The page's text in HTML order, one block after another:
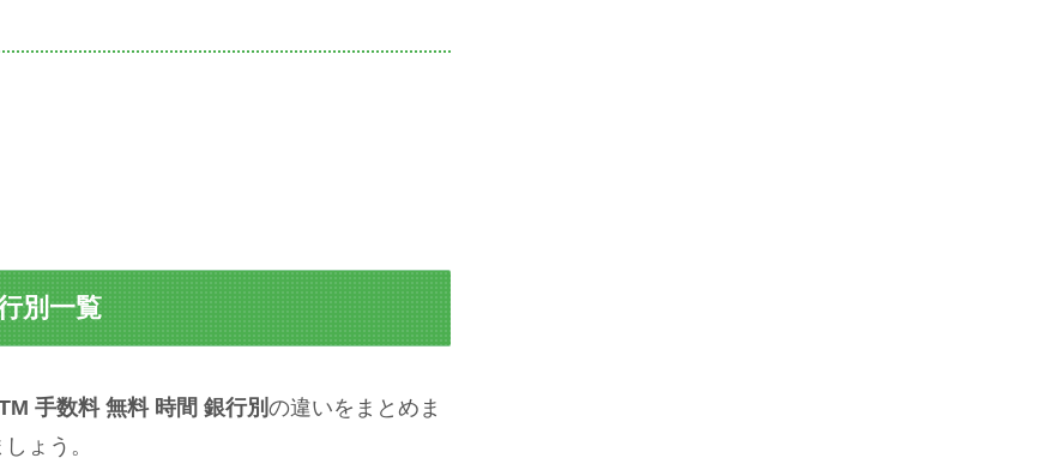
別一覧
手数料 無料 時間 銀行別 の違いをまとめま
ょう。